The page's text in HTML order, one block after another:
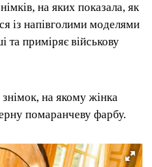
на яких показала, як
із напівголими моделями
та приміряє військову
на якому жінка
помаранчеву фарбу.